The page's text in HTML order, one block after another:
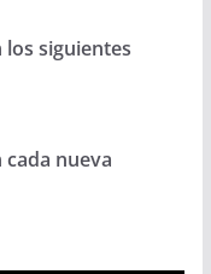
siguientes
nueva